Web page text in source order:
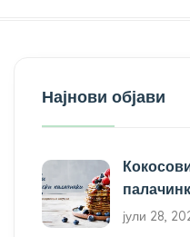
Најнови објави
јули 28,